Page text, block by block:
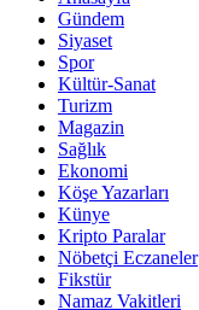
Gündem
Siyaset
Spor
Kültür-Sanat
Turizm
Magazin
Sağlık
Ekonomi
Köşe Yazarları
Künye
Kripto Paralar
Nöbetçi Eczaneler
Fikstür
Namaz Vakitleri